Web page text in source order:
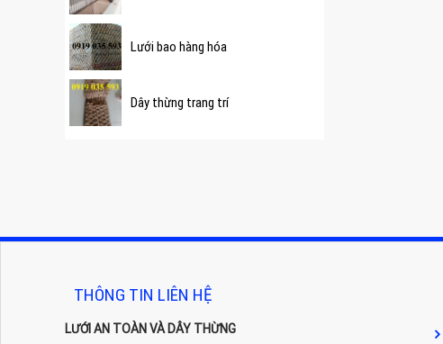
Lưới bao hàng hóa
Dây thừng trang trí
THÔNG TIN LIÊN HỆ
LƯỚI AN TOÀN VÀ DÂY THỪNG